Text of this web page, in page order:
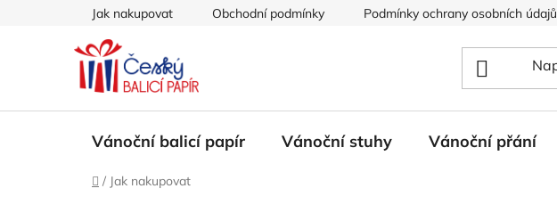
Jak nakupovat Obchodní podmínky Podmínky ochrany osobních údajů
Vánoční balicí papír Vánoční stuhy Vánoční přání
Domů
/ Jak nakupovat